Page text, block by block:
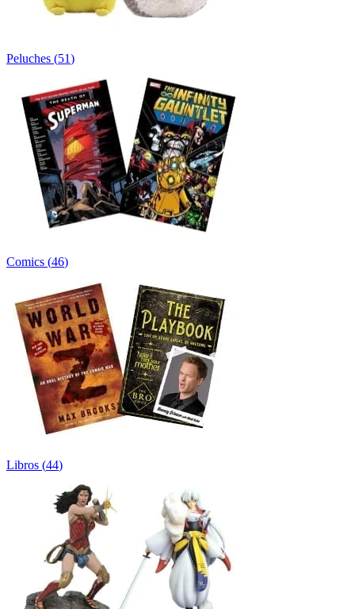
Peluches (51)
Comics (46)
Libros (44)